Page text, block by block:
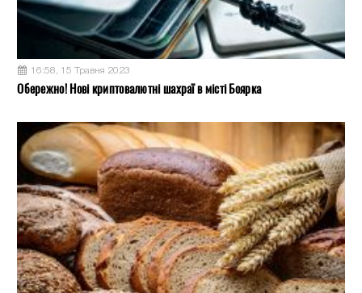
16:58, 15 Травня 2023
Обережно! Нові криптовалютні шахраї в місті Боярка